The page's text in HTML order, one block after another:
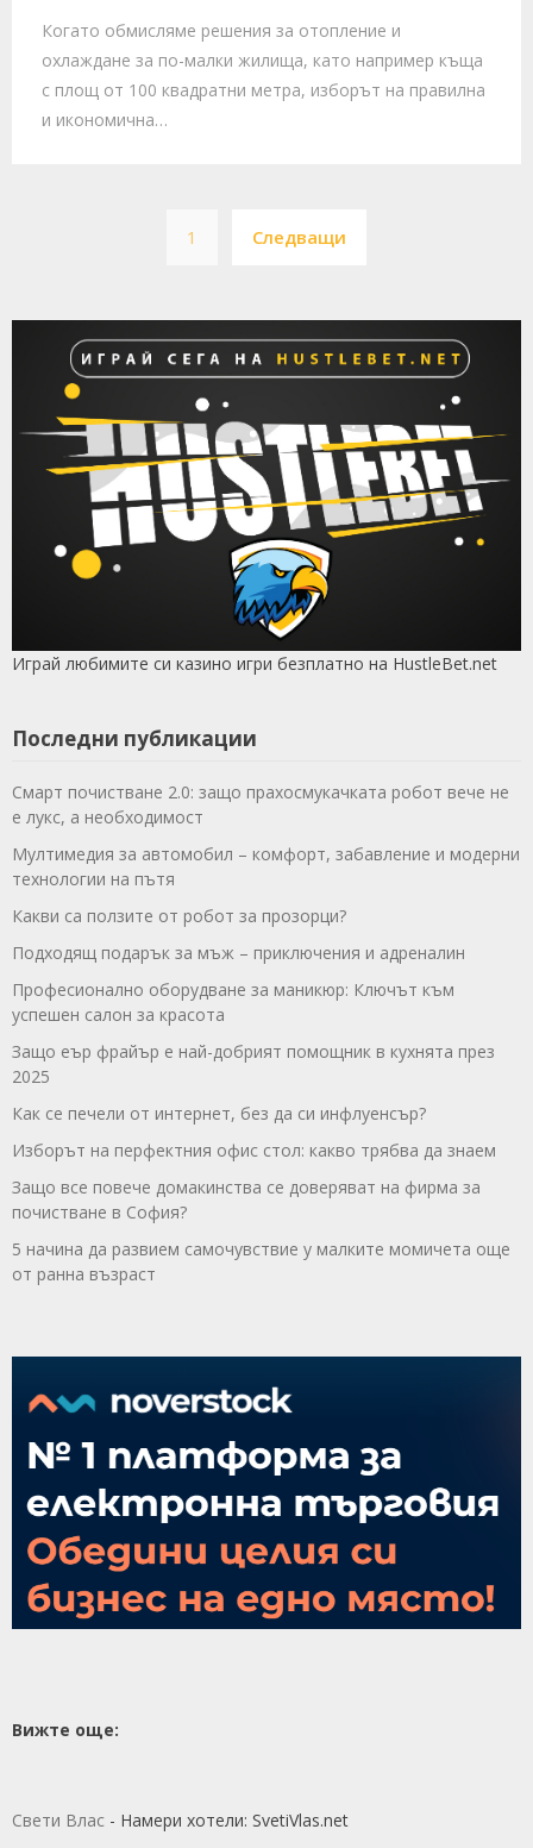
Когато обмисляме решения за отопление и
охлаждане за по-малки жилища, като например къща
с площ от 100 квадратни метра, изборът на правилна
и икономична…
pagination
1 Следващи
Играй любимите си казино игри безплатно на HustleBet.net
Последни публикации
Смарт почистване 2.0: защо прахосмукачката робот вече не
е лукс, а необходимост
Мултимедия за автомобил – комфорт, забавление и модерни
технологии на пътя
Какви са ползите от робот за прозорци?
Подходящ подарък за мъж – приключения и адреналин
Професионално оборудване за маникюр: Ключът към
успешен салон за красота
Защо еър фрайър е най-добрият помощник в кухнята през
2025
Как се печели от интернет, без да си инфлуенсър?
Изборът на перфектния офис стол: какво трябва да знаем
Защо все повече домакинства се доверяват на фирма за
почистване в София?
5 начина да развием самочувствие у малките момичета още
от ранна възраст
Вижте още:
Свети Влас - Намери хотели: SvetiVlas.net